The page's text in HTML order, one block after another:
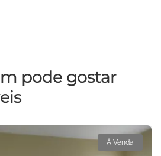
pode gostar
À Venda